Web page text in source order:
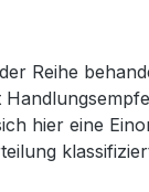
Reihe
hier eine